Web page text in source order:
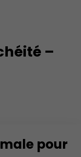
–
pour